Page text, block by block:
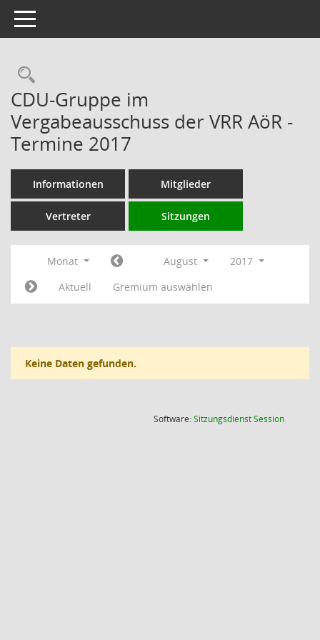
Toggle navigation
Rechercheauswahl
CDU-Gruppe im
Vergabeausschuss der VRR AöR -
Termine 2017
Informationen Mitglieder
Vertreter Sitzungen
Monat August
2017
Aktuell
Gremium auswählen
Keine Daten gefunden.
Software:SitzungsdienstSession(Wird in